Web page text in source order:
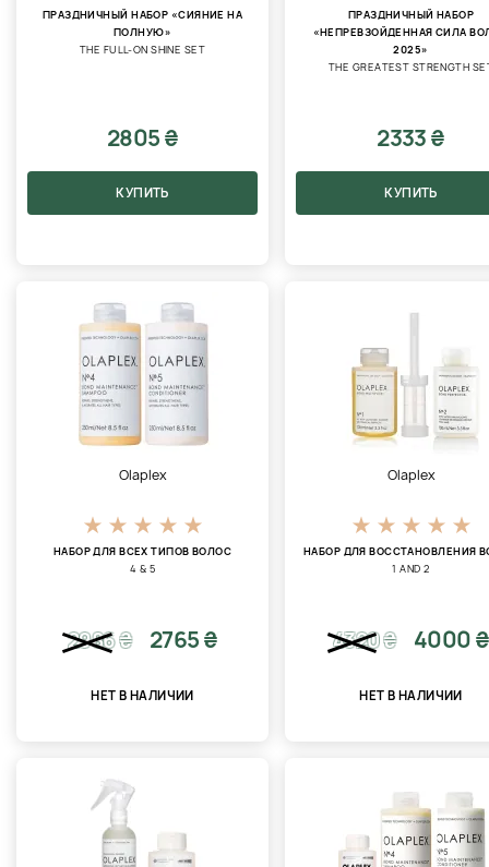
ПРАЗДНИЧНЫЙ НАБОР «СИЯНИЕ НА
ПОЛНУЮ»
THE FULL-ON SHINE SET
2805 ₴
КУПИТЬ
ПРАЗДНИЧНЫЙ НАБОР
«НЕПРЕВЗОЙДЕННАЯ СИЛА
2025»
THE GREATEST STRENGTH
2333 ₴
КУПИТЬ
Olaplex
НАБОР ДЛЯ ВСЕХ ТИПОВ ВОЛОС
4 & 5
2986₴ 2765 ₴
НЕТ В НАЛИЧИИ
Olaplex
НАБОР ДЛЯ ВОССТАНОВЛЕНИЯ
1 AND 2
4320₴ 4000 ₴
НЕТ В НАЛИЧИИ